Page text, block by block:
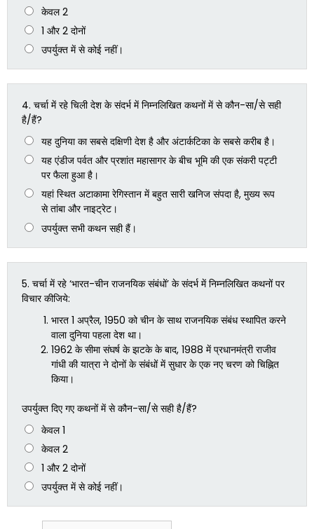
केवल 2
1 और 2 दोनों
उपर्युक्त में से कोई नहीं।
4. चर्चा में रहे चिली देश के संदर्भ में निम्नलिखित कथनों में से कौन-सा/से सही
है/हैं?
यह दुनिया का सबसे दक्षिणी देश है और अंटार्कटिका के सबसे करीब है।
यह एंडीज पर्वत और प्रशांत महासागर के बीच भूमि की एक संकरी पट्टी
पर फैला हुआ है।
यहां स्थित अटाकामा रेगिस्तान में बहुत सारी खनिज संपदा है, मुख्य रूप
से तांबा और नाइट्रेट।
उपर्युक्त सभी कथन सही हैं।
5. चर्चा में रहे ‘भारत-चीन राजनयिक संबंधों’ के संदर्भ में निम्नलिखित कथनों पर
विचार कीजिये:
भारत 1 अप्रैल, 1950 को चीन के साथ राजनयिक संबंध स्थापित करने
वाला दुनिया पहला देश था।
1962 के सीमा संघर्ष के झटके के बाद, 1988 में प्रधानमंत्री राजीव
गांधी की यात्रा ने दोनों के संबंधों में सुधार के एक नए चरण को चिह्नित
किया।
उपर्युक्त दिए गए कथनों में से कौन-सा/से सही है/हैं?
केवल 1
केवल 2
1 और 2 दोनों
उपर्युक्त में से कोई नहीं।